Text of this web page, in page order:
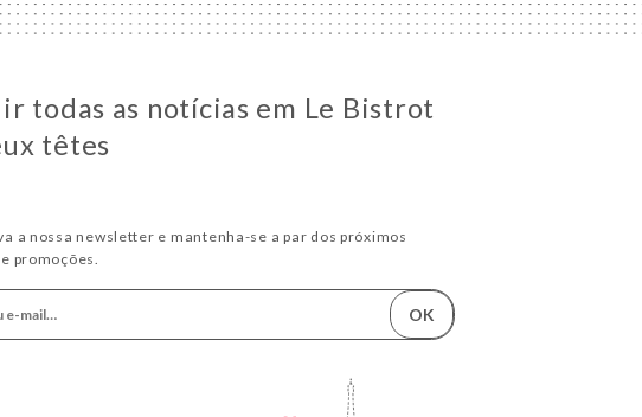
todas as notícias em Le Bistrot
têtes
a nossa newsletter e mantenha-se a par dos próximos
promoções.
OK